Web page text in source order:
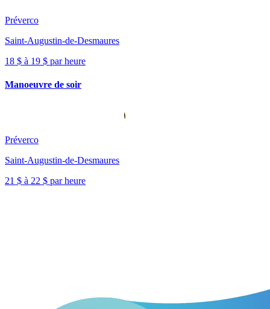
Préverco
Saint-Augustin-de-Desmaures
18 $ à 19 $ par heure
Manoeuvre de soir
Préverco
Saint-Augustin-de-Desmaures
21 $ à 22 $ par heure